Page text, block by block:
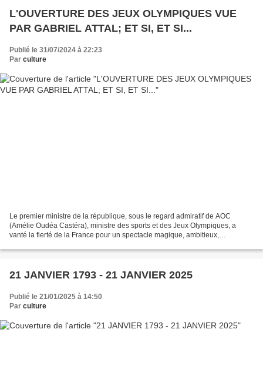
L'OUVERTURE DES JEUX OLYMPIQUES VUE
PAR GABRIEL ATTAL; ET SI, ET SI...
Publié le 31/07/2024 à 22:23
Par culture
Le premier ministre de la république, sous le regard admiratif de AOC
(Amélie Oudéa Castéra), ministre des sports et des Jeux Olympiques, a
vanté la fierté de la France pour un spectacle magique, ambitieux,
21 JANVIER 1793 - 21 JANVIER 2025
Publié le 21/01/2025 à 14:50
Par culture